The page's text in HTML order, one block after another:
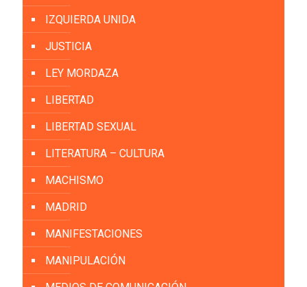
IZQUIERDA UNIDA
JUSTICIA
LEY MORDAZA
LIBERTAD
LIBERTAD SEXUAL
LITERATURA – CULTURA
MACHISMO
MADRID
MANIFESTACIONES
MANIPULACIÓN